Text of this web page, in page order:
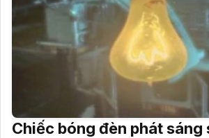
Chiếc bóng đèn phát sáng